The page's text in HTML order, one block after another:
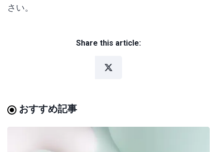
さい。
Share this article:
おすすめ記事